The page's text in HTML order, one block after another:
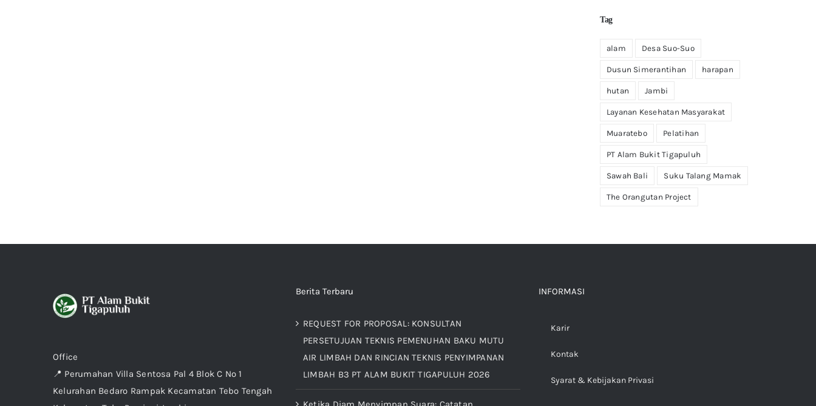
Tag
alam Desa Suo-Suo
Dusun Simerantihan harapan
hutan Jambi
Layanan Kesehatan Masyarakat
Muaratebo Pelatihan
PT Alam Bukit Tigapuluh
Sawah Bali Suku Talang Mamak
The Orangutan Project
Office
📍 Perumahan Villa Sentosa Pal 4 Blok C No 1
Kelurahan Bedaro Rampak Kecamatan Tebo Tengah
Berita Terbaru
REQUEST FOR PROPOSAL: KONSULTAN
PERSETUJUAN TEKNIS PEMENUHAN BAKU MUTU
AIR LIMBAH DAN RINCIAN TEKNIS PENYIMPANAN
LIMBAH B3 PT ALAM BUKIT TIGAPULUH 2026
INFORMASI
Karir
Kontak
Syarat & Kebijakan Privasi